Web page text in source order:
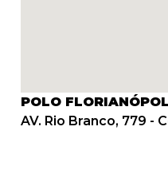
POLO
AV. Rio Branco, 779 -